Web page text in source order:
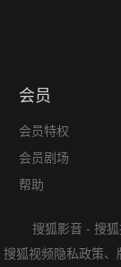
会员
会员特权
会员剧场
帮助
搜狐影音 - 搜
搜狐视频隐私政策、